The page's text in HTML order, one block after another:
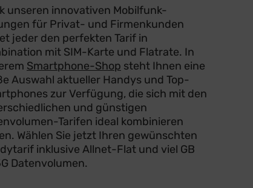
unseren innovativen Mobilfunk-
für Privat- und Firmenkunden
jeder den perfekten Tarif in
mit SIM-Karte und Flatrate. In
Smartphone-Shop steht Ihnen eine
Auswahl aktueller Handys und Top-
zur Verfügung, die sich mit den
und günstigen
Tarifen ideal kombinieren
Wählen Sie jetzt Ihren gewünschten
inklusive Allnet-Flat und viel GB
Datenvolumen.